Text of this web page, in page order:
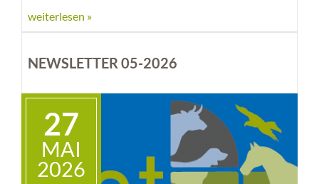
weiterlesen »
NEWSLETTER 05-2026
27
MAI
2026